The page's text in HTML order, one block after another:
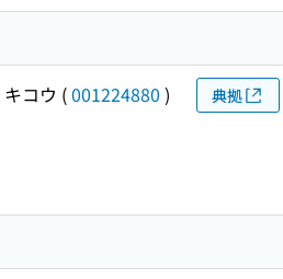
コウ (001224880 ) 典拠